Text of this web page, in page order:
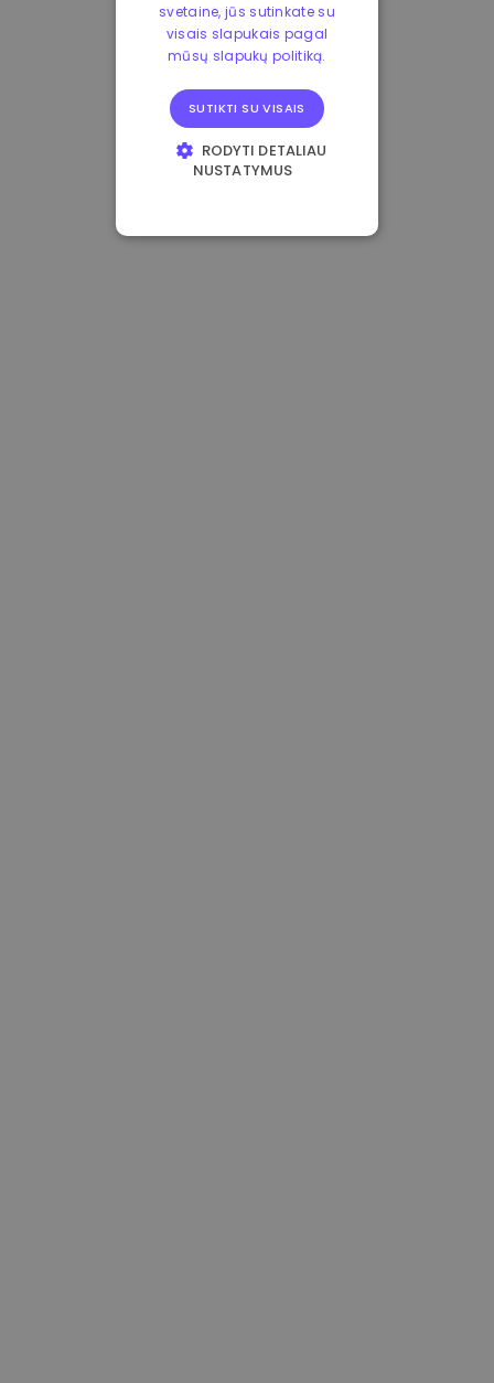
svetaine, jūs sutinkate su
visais slapukais pagal
mūsų slapukų politiką.
SUTIKTI SU VISAIS
RODYTI DETALIAU
NUSTATYMUS